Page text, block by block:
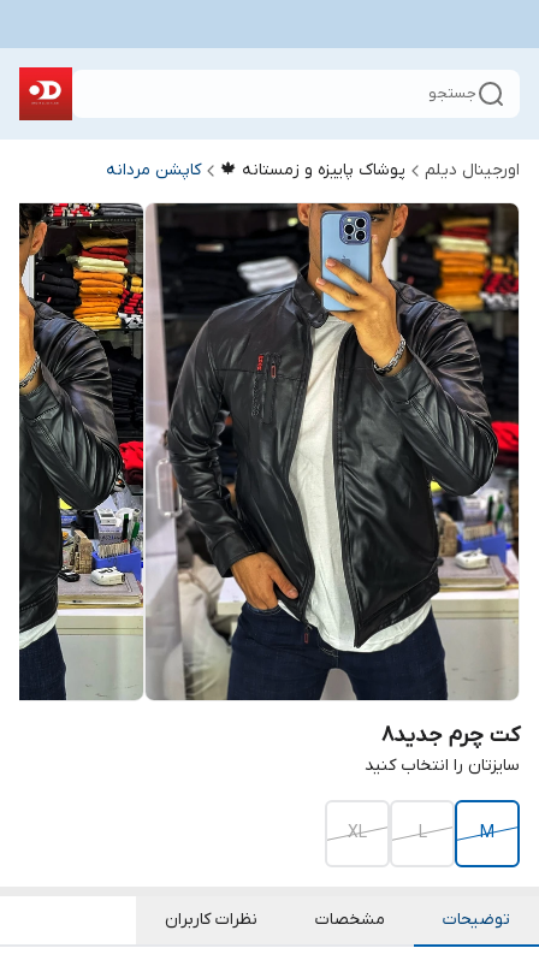
جستجو
اورجینال دیلم پوشاک پاییزه و زمستانه 🍁 کاپشن مردانه
کت چرم جدید8
سایزتان را انتخاب کنید
M
L
XL
توضیحات مشخصات نظرات کاربران